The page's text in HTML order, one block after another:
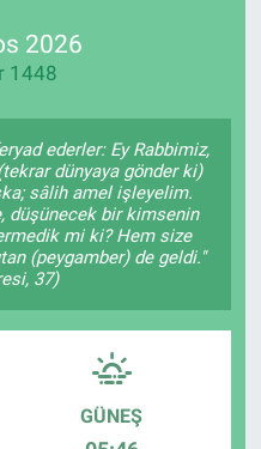
2026
1448
ederler: Ey Rabbimiz,
dünyaya gönder ki)
sâlih amel işleyelim.
düşünecek bir kimsenin
mi ki? Hem size
(peygamber) de geldi."
37)
GÜNEŞ